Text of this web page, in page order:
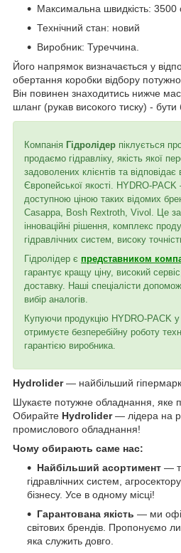
Максимальна швидкість: 3500
Технічний стан: новий
Виробник: Туреччина.
Його напрямок визначається у
обертання коробки відбору
Він повинен знаходитись нижче
шланг (рукав високого тиску) -
Компанія Гідролідер піклується
продаємо гідравліку, якість якої
задоволених клієнтів та
Європейської якості. HYDRO-
доступною ціною таких відомих
Casappa, Bosh Rextroth, Vivol. Це
інноваційні рішення, комплекс
гідравлічних систем, високу
Гідролідер є представником
гарантує кращу ціну, високий
доставку. Наші спеціалісти
вибір аналогів.
Купуючи продукцію HYDRO-PACK
отримуєте безперебійну роботу
гарантією виробника.
Hydrolider— найбільший
Шукаєте потужне обладнання, яке
Обирайте Hydrolider— лідера на
промислового обладнання!
Чому обирають саме нас:
Найбільший асортимент —
гідравлічних систем,
бізнесу. Усе в одному місці!
Гарантована якість — ми
світових брендів. Пропонуємо
яка служить довго.